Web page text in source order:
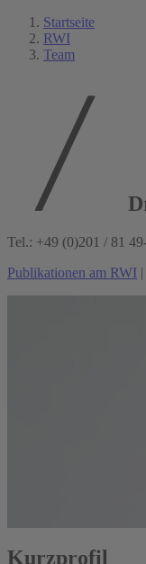
Startseite
RWI
Team
Tel.: +49 (0)201 / 81
Publikationen am RWI |
Kurzprofil